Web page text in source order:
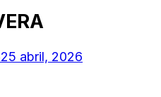
25 abril, 2026